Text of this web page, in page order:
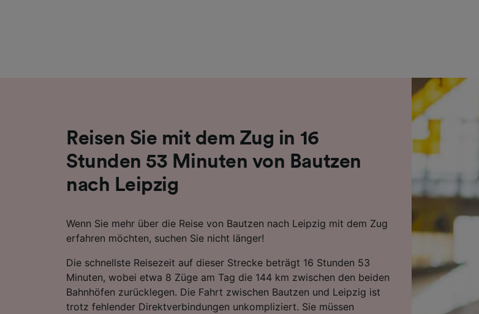
Reisen Sie mit dem Zug in 16
Stunden 53 Minuten von Bautzen
nach Leipzig
Wenn Sie mehr über die Reise von Bautzen nach Leipzig mit dem Zug
erfahren möchten, suchen Sie nicht länger!
Die schnellste Reisezeit auf dieser Strecke beträgt 16 Stunden 53
Minuten, wobei etwa 8 Züge am Tag die 144 km zwischen den beiden
Bahnhöfen zurücklegen. Die Fahrt zwischen Bautzen und Leipzig ist
trotz fehlender Direktverbindungen unkompliziert. Sie müssen